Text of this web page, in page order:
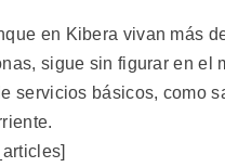
en Kibera vivan más
sigue sin figurar en el
servicios básicos, como